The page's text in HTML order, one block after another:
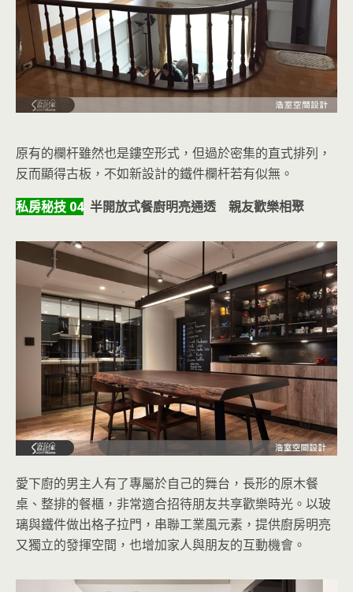
原有的欄杆雖然也是鏤空形式，但過於密集的直式排列，
反而顯得古板，不如新設計的鐵件欄杆若有似無。
私房秘技 04半開放式餐廚明亮通透 親友歡樂相聚
愛下廚的男主人有了專屬於自己的舞台，長形的原木餐
桌、整排的餐櫃，非常適合招待朋友共享歡樂時光。以玻
璃與鐵件做出格子拉門，串聯工業風元素，提供廚房明亮
又獨立的發揮空間，也增加家人與朋友的互動機會。